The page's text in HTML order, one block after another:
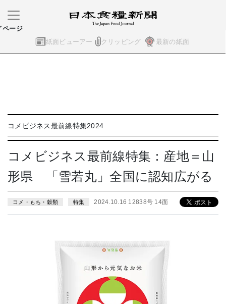
紙面ビューアー クリッピング 最新の紙面
ページ
コメビジネス最前線特集2024
コメビジネス最前線特集：産地＝山
形県 「雪若丸」全国に認知広がる
コメ・もち・穀類 特集 2024.10.16 12838号 14面